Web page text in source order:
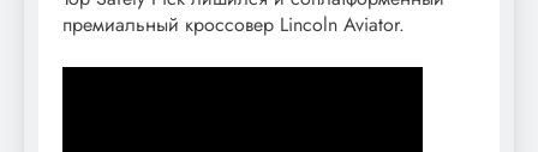
премиальный кроссовер Lincoln Aviator.